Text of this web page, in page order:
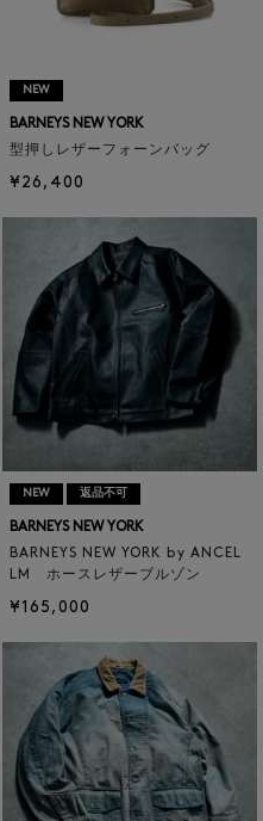
NEW
BARNEYS NEW YORK
型押しレザーフォーンバッグ
¥26,400
NEW 返品不可
BARNEYS NEW YORK
BARNEYS NEW YORK by ANCEL
LM ホースレザーブルゾン
¥165,000